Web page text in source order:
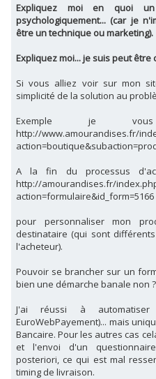
Expliquez moi en quoi
psychologiquement... (car je
être un technique ou marketing).
Expliquez moi... je suis peut être
Si vous alliez voir sur mon
simplicité de la solution au
Exemple je
http://www.amourandises.fr/
A la fin du processus
http://amourandises.fr/
action=formulaire&id_form=5166
pour personnaliser mon
destinataire (qui sont
l'acheteur).
Pouvoir se brancher sur un
bien une démarche banale non ?
J'ai réussi à
EuroWebPayement)... mais
Bancaire. Pour les autres cas
et l'envoi d'un
posteriori, ce qui est mal
timing de livraison.